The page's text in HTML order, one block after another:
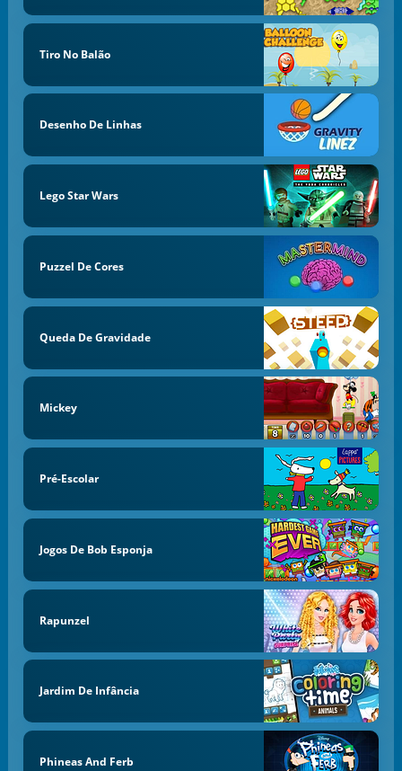
Tiro No Balão
Desenho De Linhas
Lego Star Wars
Puzzel De Cores
Queda De Gravidade
Mickey
Pré-Escolar
Jogos De Bob Esponja
Rapunzel
Jardim De Infância
Phineas And Ferb